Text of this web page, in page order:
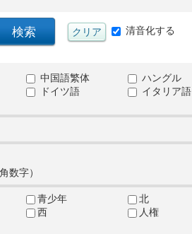
清音化する
中国語繁体 ハングル
ドイツ語 イタリア語
数字）
青少年 北
西 人権